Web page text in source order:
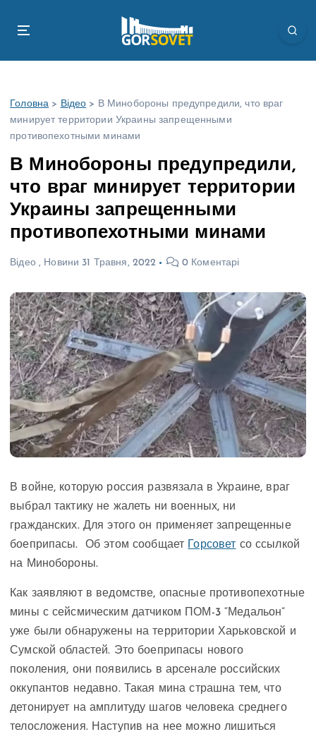
Головна > Відео > В Минобороны предупредили, что враг
минирует территории Украины запрещенными
противопехотными минами
В Минобороны предупредили,
что враг минирует территории
Украины запрещенными
противопехотными минами
Відео, Новини 31 Травня, 2022 0 Коментарі
В войне, которую россия развязала в Украине, враг
выбрал тактику не жалеть ни военных, ни
гражданских. Для этого он применяет запрещенные
боеприпасы. Об этом сообщает Горсовет со ссылкой
на Минобороны.
Как заявляют в ведомстве, опасные противопехотные
мины с сейсмическим датчиком ПОМ-3 “Медальон”
уже были обнаружены на территории Харьковской и
Сумской областей. Это боеприпасы нового
поколения, они появились в арсенале российских
оккупантов недавно. Такая мина страшна тем, что
детонирует на амплитуду шагов человека среднего
телосложения. Наступив на нее можно лишиться